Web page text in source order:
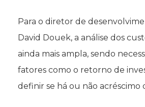
Para o diretor de
David Douek, a análise dos
ainda mais ampla, sendo
fatores como o retorno de
definir se há ou não acréscimo